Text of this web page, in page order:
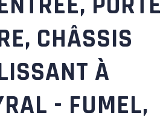
CHÂSSIS
À
- FUMEL,